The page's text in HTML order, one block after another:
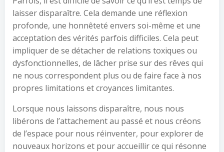
laisser disparaître. Cela demande une réflexion
profonde, une honnêteté envers soi-même et une
acceptation des vérités parfois difficiles. Cela peut
impliquer de se détacher de relations toxiques ou
dysfonctionnelles, de lâcher prise sur des rêves qui
ne nous correspondent plus ou de faire face à nos
propres limitations et croyances limitantes.
Lorsque nous laissons disparaître, nous nous
libérons de l’attachement au passé et nous créons
de l’espace pour nous réinventer, pour explorer de
nouveaux horizons et pour accueillir ce qui résonne